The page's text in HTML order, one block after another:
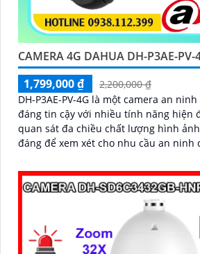
CAMERA 4G DAHUA DH-P3AE-PV-
1,799,000 ₫
2,200,000 ₫
DH-P3AE-PV-4G là một camera an
đáng tin cậy với nhiều tính năng hiện đại. Với khả
quan sát đa chiều chất lượng hình
đáng để xem xét cho nhu cầu an ninh